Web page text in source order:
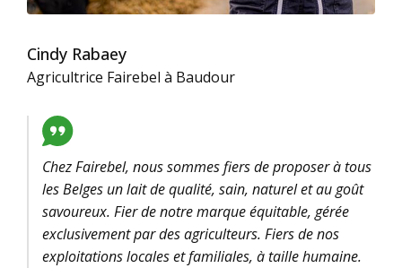
Cindy Rabaey
Agricultrice Fairebel à Baudour
Chez Fairebel, nous sommes fiers de proposer à tous
les Belges un lait de qualité, sain, naturel et au goût
savoureux. Fier de notre marque équitable, gérée
exclusivement par des agriculteurs. Fiers de nos
exploitations locales et familiales, à taille humaine.